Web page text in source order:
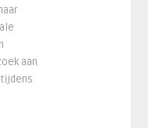
aan